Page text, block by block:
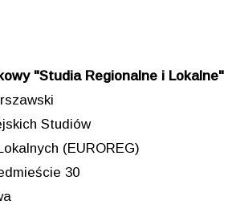
"Studia Regionalne i Lokalne"
Studiów
(EUROREG)
30